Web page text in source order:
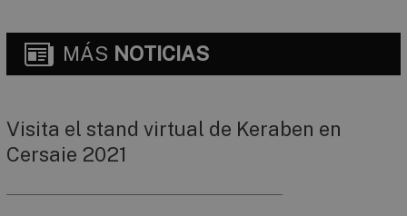
MÁS NOTICIAS
Visita el stand virtual de Keraben en
Cersaie 2021